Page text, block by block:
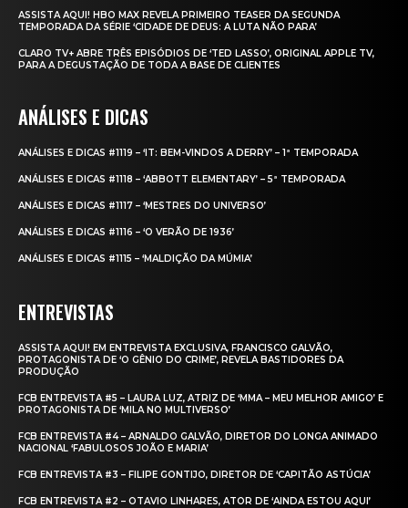
ASSISTA AQUI! HBO MAX REVELA PRIMEIRO TEASER DA SEGUNDA
TEMPORADA DA SÉRIE ‘CIDADE DE DEUS: A LUTA NÃO PARA’
CLARO TV+ ABRE TRÊS EPISÓDIOS DE ‘TED LASSO’, ORIGINAL APPLE TV,
PARA A DEGUSTAÇÃO DE TODA A BASE DE CLIENTES
ANÁLISES E DICAS
ANÁLISES E DICAS #1119 – ‘IT: BEM-VINDOS A DERRY’ – 1ª TEMPORADA
ANÁLISES E DICAS #1118 – ‘ABBOTT ELEMENTARY’ – 5ª TEMPORADA
ANÁLISES E DICAS #1117 – ‘MESTRES DO UNIVERSO’
ANÁLISES E DICAS #1116 – ‘O VERÃO DE 1936’
ANÁLISES E DICAS #1115 – ‘MALDIÇÃO DA MÚMIA’
ENTREVISTAS
ASSISTA AQUI! EM ENTREVISTA EXCLUSIVA, FRANCISCO GALVÃO,
PROTAGONISTA DE ‘O GÊNIO DO CRIME’, REVELA BASTIDORES DA
PRODUÇÃO
FCB ENTREVISTA #5 – LAURA LUZ, ATRIZ DE ‘MMA – MEU MELHOR AMIGO’ E
PROTAGONISTA DE ‘MILA NO MULTIVERSO’
FCB ENTREVISTA #4 – ARNALDO GALVÃO, DIRETOR DO LONGA ANIMADO
NACIONAL ‘FABULOSOS JOÃO E MARIA’
FCB ENTREVISTA #3 – FILIPE GONTIJO, DIRETOR DE ‘CAPITÃO ASTÚCIA’
FCB ENTREVISTA #2 – OTAVIO LINHARES, ATOR DE ‘AINDA ESTOU AQUI’